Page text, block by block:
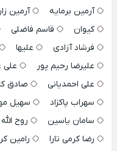
آرمین برمایه
آرمین
کیوان
قاسم فاضلی
فرشاد آزادی
علیها
علیرضا رحیم پور
علی
علی احمدیانی
صادق
سهراب پاکزاد
سهیل
سامان یاسین
روح
رضا کرمی تارا
رامین